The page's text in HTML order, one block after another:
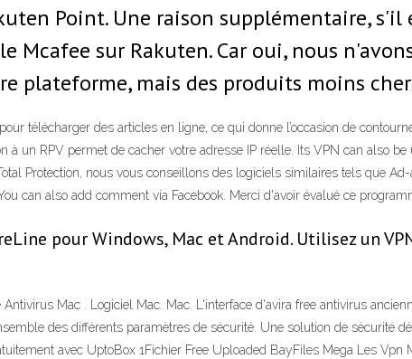
Point. Une raison supplémentaire,
Mcafee sur Rakuten. Car oui, nous
plateforme, mais des produits moins
télécharger des articles en ligne, ce qui donne l’occasion de
à un RPV permet de cacher votre adresse IP réelle. Its VPN can also
Protection, nous vous conseillons des logiciels similaires tels que
can also add comment via Facebook. Merci d'avoir évalué ce
pour Windows, Mac et Android. Utilisez un
Mac . Logiciel Mac. Mac. L'interface d'avira free antivirus
des différents paramètres de sécurité. Une solution de sécurité
avec UptoBox 1Fichier Free Uploaded BayFiles Mega Les